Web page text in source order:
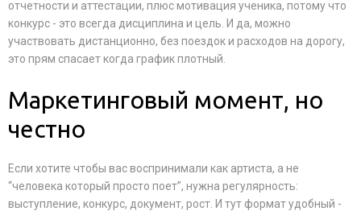
отчетности и аттестации, плюс мотивация ученика, потому что
конкурс - это всегда дисциплина и цель. И да, можно
участвовать дистанционно, без поездок и расходов на дорогу,
это прям спасает когда график плотный.
Маркетинговый момент, но
честно
Если хотите чтобы вас воспринимали как артиста, а не
“человека который просто поет”, нужна регулярность:
выступление, конкурс, документ, рост. И тут формат удобный -